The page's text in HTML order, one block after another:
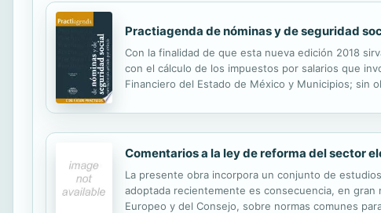
Practiagenda de nóminas y de seguridad
Con la finalidad de que esta nueva edición 2018
con el cálculo de los impuestos por salarios que
Financiero del Estado de México y Municipios; sin
Comentarios a la ley de reforma del sector
La presente obra incorpora un conjunto de
adoptada recientemente es consecuencia, en gran
Europeo y del Consejo, sobre normas comunes